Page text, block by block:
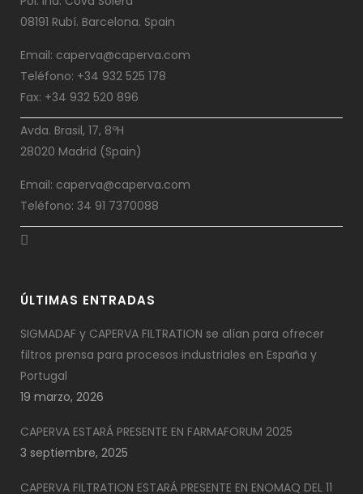
08191 Rubí. Barcelona. Spain
Email: caperva@caperva.com
Teléfono: +34 932 525 178
Fax: +34 932 520 896
Avda. Brasil, 17, 8ºH
28020 Madrid (Spain)
Email: caperva@caperva.com
Teléfono: 34 91 7370088
ÚLTIMAS ENTRADAS
SIGMADAF y CAPERVA FILTRATION se alían para ofrecer
filtros prensa para procesos industriales en España y
Portugal
19 marzo, 2026
CAPERVA ESTARÁ PRESENTE EN FARMAFORUM 2025
3 septiembre, 2025
CAPERVA FILTRATION ESTARÁ PRESENTE EN ENOMAQ DEL 11